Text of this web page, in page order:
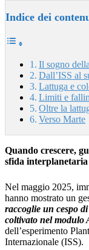
Indice dei
Il sogno
Dall’ISS al
Lattuga e
Limiti e
Oltre la
Verso Marte
Quando crescere,
sfida interplanetaria
Nel maggio 2025,
hanno mostrato un
raccoglie un cespo
coltivato nel modulo
dell’esperimento
Internazionale (ISS).